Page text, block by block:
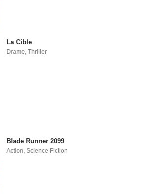
La Cible
Drame,Thriller
Blade Runner 2099
Action ,Science Fiction